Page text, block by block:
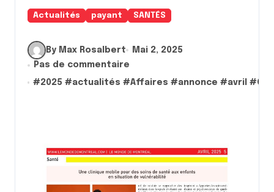
Actualités payant SANTÉS
By Max Rosalbert
Mai 2, 2025
Pas de commentaire
#2025 #actualités #Affaires #annonce #avril #